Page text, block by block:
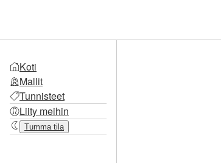
Koti
Mallit
Tunnisteet
Liity meihin
Tumma tila